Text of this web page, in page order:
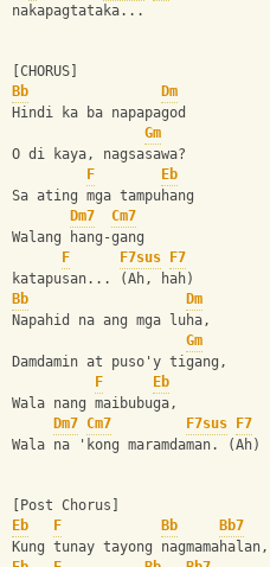
nakapagtataka...
[CHORUS]
Bb
Dm
Hindi ka ba napapagod
Gm
O di kaya, nagsasawa?
F
Eb
Sa ating mga tampuhang
Dm7
Cm7
Walang hang-gang
F
F7sus
F7
katapusan... (Ah, hah)
Bb
Dm
Napahid na ang mga luha,
Gm
Damdamin at puso'y tigang,
F
Eb
Wala nang maibubuga,
Dm7 Cm7 F7sus
F7
Wala na 'kong maramdaman. (Ah)
[Post Chorus]
Eb
F Bb
Bb7
Kung tunay tayong nagmamahalan,